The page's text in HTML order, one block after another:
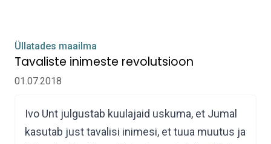
Üllatades maailma
Tavaliste inimeste revolutsioon
01.07.2018
Ivo Unt julgustab kuulajaid uskuma, et Jumal
kasutab just tavalisi inimesi, et tuua muutus ja